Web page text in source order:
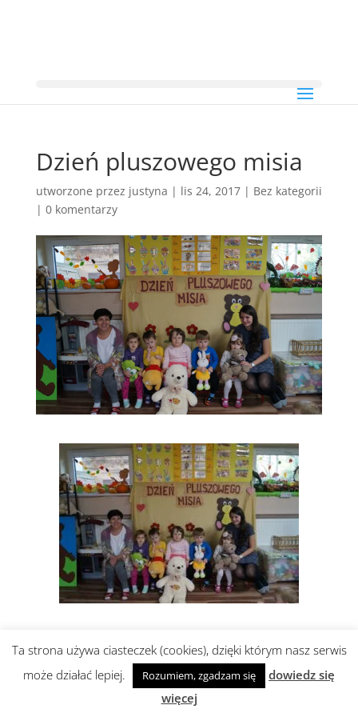
Dzień pluszowego misia
utworzone przez justyna | lis 24, 2017| Bez kategorii
| 0 komentarzy
Realizacja i wsparcie:abami
Ta strona używa ciasteczek (cookies), dzięki którym nasz serwis
może działać lepiej.
Rozumiem, zgadzam się
dowiedz się
więcej